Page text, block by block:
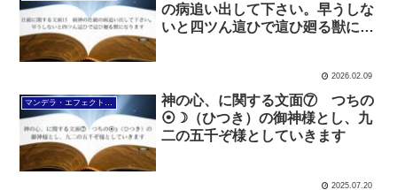
の病追い出して下さい。早うしな
いと四ツん這ひで這ひ廻る獣にな
2026.02.09
マンデラ・エフェクト文面（2025年6月24日～
神の心、に関する文面⑦ つちの
⦿☽（ひつき）の御神様とし、九
二の五千ぞ様としていきます
2025.07.20